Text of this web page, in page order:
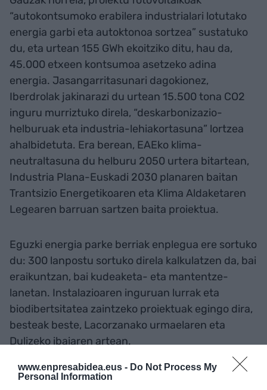
www.enpresabidea.eus - Do Not Process My
Personal Information
“autokontsumoko erabilera industrialari lotutako
energia garbi eta autoktonoa sortzea” sustatuko
du, eta urtean 155 GWh ekoitziko ditu, hau da,
45.000 etxeen kontsumoa asetzeko adina
energia. Jasangarritasunari dagokionez,
Iberdrolak jakinarazi du urtean 15.500 tona CO2
inguru murriztuko direla, “deskarbonizazio-
helburuak eta industria-lehiakortasuna” lortzea
ahalbidetuta. Era berean, EAEko klima-
neutraltasuna du helburu 2050 urtera bitartean,
Industria Plana-Euskadi 2030 planaren baitan
Trantsizio Energetikoaren eta Klima Aldaketaren
Legearen barruan sartzen baita proiektua.
Eguzki energia parke berriak enplegua ere sortuko
du: 300 lanpostu sortuko direla kalkulatzen da, bai
eraikuntzan, bai kudeaketa- eta mantentze-
lanetan. Instalazioaren inguruan lurrak eta
biodibertsitatea zaintzeko proiektuak egingo dira,
besteak beste, Lacorzanako urmaelaren eta
Dulizeko ibaiaren artean.